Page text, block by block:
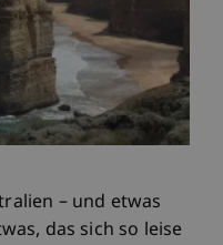
– und etwas
das sich so leise